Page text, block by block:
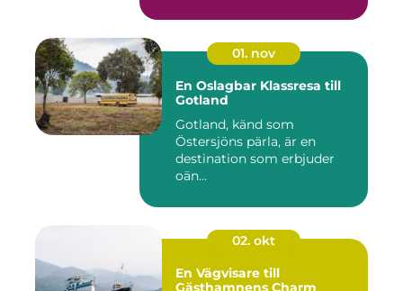
01. nov
En Oslagbar Klassresa till
Gotland
Gotland, känd som
Östersjöns pärla, är en
destination som erbjuder
oän...
02. okt
En Vägvisare till
Gästhamnens Charm